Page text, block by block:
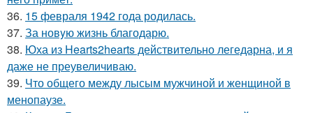
36. 15 февраля 1942 года родилась.
37. За новyю жизнь благодарю.
38. Юха из Hearts2hearts действительно легедарна, и я
даже не преувеличиваю.
39. Что общего между лысым мужчиной и женщиной в
менопаузе.